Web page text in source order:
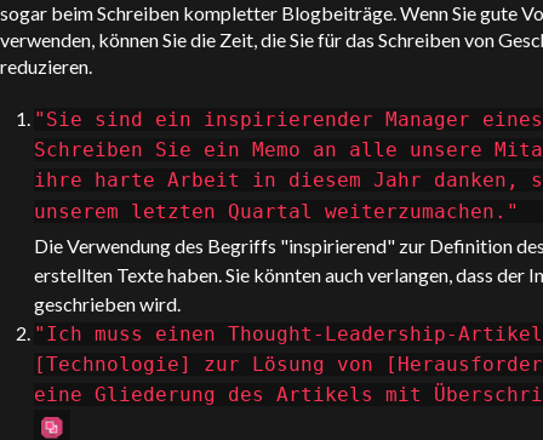
sogar beim Schreiben kompletter Blogbeiträge. Wenn Sie gute
verwenden, können Sie die Zeit, die Sie für das Schreiben von
reduzieren.
"Sie sind ein inspirierender Manager eines
Schreiben Sie ein Memo an alle unsere
ihre harte Arbeit in diesem Jahr danken,
unserem letzten Quartal weiterzumachen."
Die Verwendung des Begriffs "inspirierend" zur Definition
erstellten Texte haben. Sie könnten auch verlangen, dass
geschrieben wird.
"Ich muss einen Thought-Leadership-
[Technologie] zur Lösung von
eine Gliederung des Artikels mit